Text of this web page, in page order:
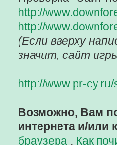
http://
http://
(Если вверху
значит, сайт
http://www.pr-
Возможно, Вам
интернета и/или
браузера , Как